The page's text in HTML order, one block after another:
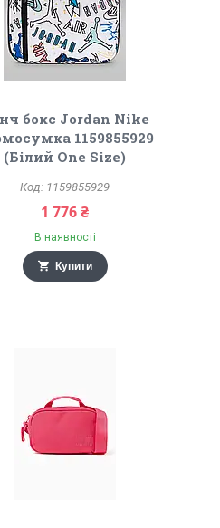
бокс Jordan Nike
1159855929
(Білий One Size)
1159855929
1 776 ₴
В наявності
Купити